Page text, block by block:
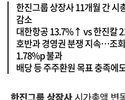
한진그룹 상장사 11개월 간
감소
대한항공 13.7%↑ vs 한진칼
호반과 경영권 분쟁 지속…조
1.78%p 불과
배당 등 주주환원 목표 충족에